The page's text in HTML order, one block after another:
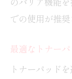
トナ
フェ
肌に
での使用が推奨
最適なトナー
トナーパッド